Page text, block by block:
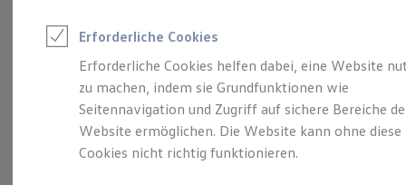
Saisonangebote
Leasing
Leasing-Angebote
Gebrauchtwagen Leasing
Junge Gebrauchtwagen-Leasing
Elektroauto Leasing
Kleinwagen-Leasing
Leasing ohne Anzahlung
Die ENERGY
Sondermodelle
Erforderliche Cookies
Erforderliche Cookies helfen dabei, eine Website
zu machen, indem sie Grundfunktionen wie
Seitennavigation und Zugriff auf sichere Bereiche
Website ermöglichen. Die Website kann ohne diese
Cookies nicht richtig funktionieren.